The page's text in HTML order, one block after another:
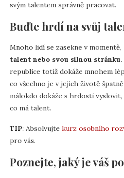
svým talentem správně pracovat.
Buďte hrdí na svůj
Mnoho lidí se zasekne v momentě,
talent nebo svou silnou stránku.
republice totiž dokáže mnohem
co všechno je v jejich životě
málokdo dokáže s hrdostí vyslovit,
co má talent.
TIP: Absolvujte kurz osobního
pro vás.
Poznejte, jaký je váš